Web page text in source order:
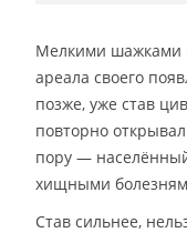
Мелкими шажками
ареала своего
позже, уже став
повторно
пору —
хищными
Став сильнее,